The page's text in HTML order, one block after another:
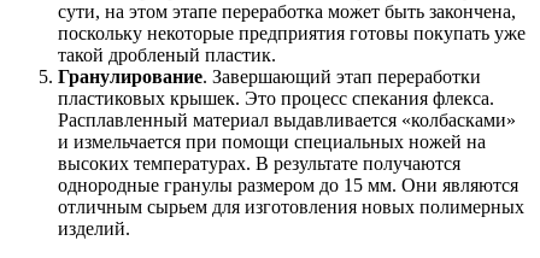
сути, на этом этапе переработка может быть закончена,
поскольку некоторые предприятия готовы покупать уже
такой дробленый пластик.
Гранулирование. Завершающий этап переработки
пластиковых крышек. Это процесс спекания флекса.
Расплавленный материал выдавливается «колбасками»
и измельчается при помощи специальных ножей на
высоких температурах. В результате получаются
однородные гранулы размером до 15 мм. Они являются
отличным сырьем для изготовления новых полимерных
изделий.